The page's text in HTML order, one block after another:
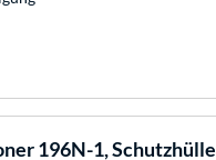
196N-1, Schutzhülle